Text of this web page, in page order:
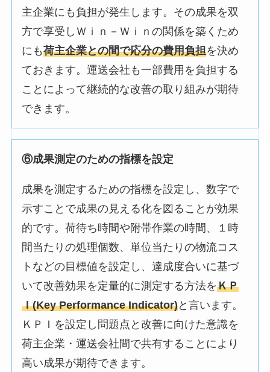
主企業にも負担が発生します。その成果を双
方で享受しＷｉｎ－Ｗｉｎの関係を築くため
にも荷主企業との間で応分の費用負担を決め
ておきます。運送会社も一部費用を負担する
ことによって継続的な改善の取り組みが期待
できます。
⑥成果測定のための指標を設定
成果を測定するための指標を設定し、数字で
示すことで成果の見える化を図ることが効果
的です。荷待ち時間や附帯作業の時間、１時
間当たりの処理個数、単位当たりの物流コス
トなどの目標値を設定し、達成度合いに基づ
いて改善効果を定量的に測定する方法をＫＰ
Ｉ(Key Performance Indicator)と言います。
ＫＰＩを設定し問題点と改善に向けた意識を
荷主企業・運送会社間で共有することにより
高い成果が期待できます。